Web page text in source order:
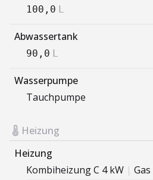
100,0 L
Abwassertank
90,0 L
Wasserpumpe
Tauchpumpe
Heizung
Heizung
Kombiheizung C 4 kW | Gas